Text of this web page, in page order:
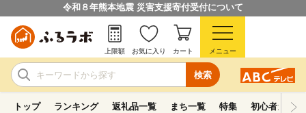
令和８年熊本地震 災害支援寄付受付について
検索
上限額 お気に入り カート メニュー
トップ ランキング 返礼品一覧 まち一覧 特集 初心者ガイド